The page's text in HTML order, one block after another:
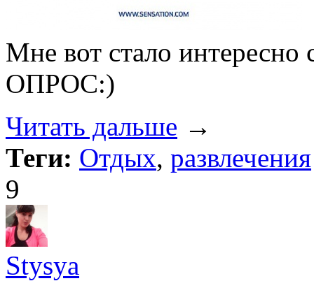
Мне вот стало интересно
ОПРОС:)
Читать дальше →
Теги: Отдых, развлечения
9
Stysya